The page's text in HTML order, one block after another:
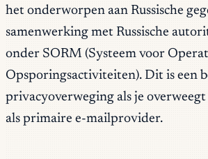
het onderworpen aan Russische
samenwerking met Russische
onder SORM (Systeem voor
Opsporingsactiviteiten). Dit is een
privacyoverweging als je
als primaire e-mailprovider.